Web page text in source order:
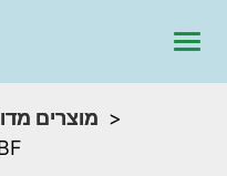
מוצרים